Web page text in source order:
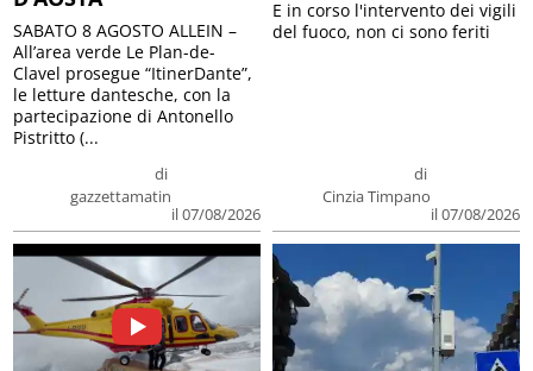
di
gazzettamatin
il 07/08/2026
SABATO 8 AGOSTO ALLEIN –
All’area verde Le Plan-de-
Clavel prosegue “ItinerDante”,
le letture dantesche, con la
partecipazione di Antonello
Pistritto (...
di
Cinzia Timpano
il 07/08/2026
E in corso l'intervento dei vigili
del fuoco, non ci sono feriti